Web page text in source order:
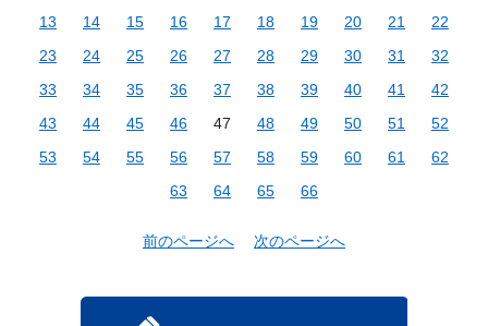
13
14 15 16 17 18 19 20 21
22
23
24 25 26 27 28 29 30 31
32
33
34 35 36 37 38 39 40 41
42
43
44 45 46 47 48 49 50 51
52
53
54 55 56 57 58 59 60 61
62
63
64 65 66
前のページへ 次のページへ